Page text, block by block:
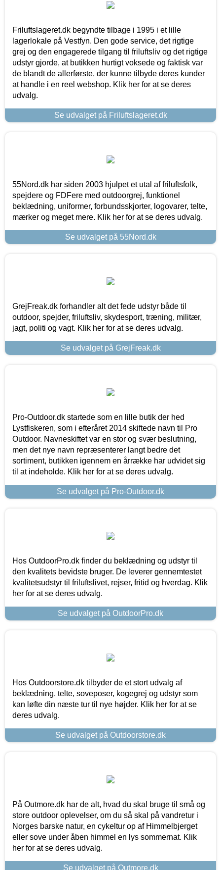
Friluftslageret.dk begyndte tilbage i 1995 i et lille
lagerlokale på Vestfyn. Den gode service, det rigtige
grej og den engagerede tilgang til friluftsliv og det rigtige
udstyr gjorde, at butikken hurtigt voksede og faktisk var
de blandt de allerførste, der kunne tilbyde deres kunder
at handle i en reel webshop. Klik her for at se deres
udvalg.
Se udvalget på Friluftslageret.dk
55Nord.dk har siden 2003 hjulpet et utal af friluftsfolk,
spejdere og FDFere med outdoorgrej, funktionel
beklædning, uniformer, forbundsskjorter, logovarer, telte,
mærker og meget mere. Klik her for at se deres udvalg.
Se udvalget på 55Nord.dk
GrejFreak.dk forhandler alt det fede udstyr både til
outdoor, spejder, friluftsliv, skydesport, træning, militær,
jagt, politi og vagt. Klik her for at se deres udvalg.
Se udvalget på GrejFreak.dk
Pro-Outdoor.dk startede som en lille butik der hed
Lystfiskeren, som i efteråret 2014 skiftede navn til Pro
Outdoor. Navneskiftet var en stor og svær beslutning,
men det nye navn repræsenterer langt bedre det
sortiment, butikken igennem en årrække har udvidet sig
til at indeholde. Klik her for at se deres udvalg.
Se udvalget på Pro-Outdoor.dk
Hos OutdoorPro.dk finder du beklædning og udstyr til
den kvalitets bevidste bruger. De leverer gennemtestet
kvalitetsudstyr til friluftslivet, rejser, fritid og hverdag. Klik
her for at se deres udvalg.
Se udvalget på OutdoorPro.dk
Hos Outdoorstore.dk tilbyder de et stort udvalg af
beklædning, telte, soveposer, kogegrej og udstyr som
kan løfte din næste tur til nye højder. Klik her for at se
deres udvalg.
Se udvalget på Outdoorstore.dk
På Outmore.dk har de alt, hvad du skal bruge til små og
store outdoor oplevelser, om du så skal på vandretur i
Norges barske natur, en cykeltur op af Himmelbjerget
eller sove under åben himmel en lys sommernat. Klik
her for at se deres udvalg.
Se udvalget på Outmore.dk